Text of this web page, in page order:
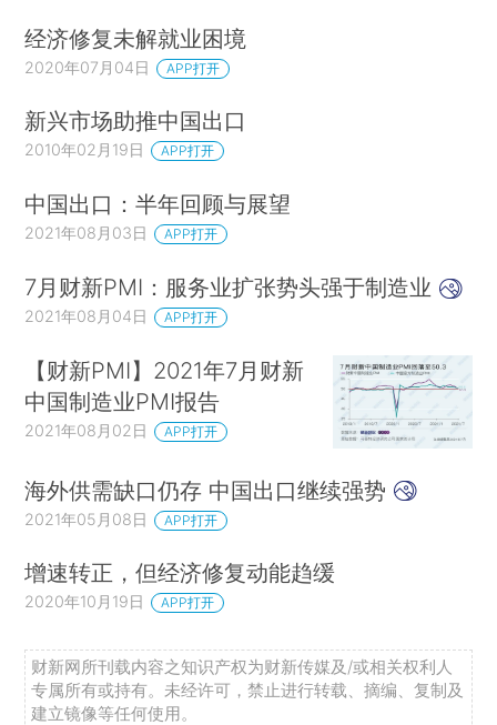
经济修复未解就业困境
2020年07月04日 APP打开
新兴市场助推中国出口
2010年02月19日 APP打开
中国出口：半年回顾与展望
2021年08月03日 APP打开
7月财新PMI：服务业扩张势头强于制造业
2021年08月04日 APP打开
【财新PMI】2021年7月财新
中国制造业PMI报告
2021年08月02日 APP打开
海外供需缺口仍存 中国出口继续强势
2021年05月08日 APP打开
增速转正，但经济修复动能趋缓
2020年10月19日 APP打开
财新网所刊载内容之知识产权为财新传媒及/或相关权利人
专属所有或持有。未经许可，禁止进行转载、摘编、复制及
建立镜像等任何使用。